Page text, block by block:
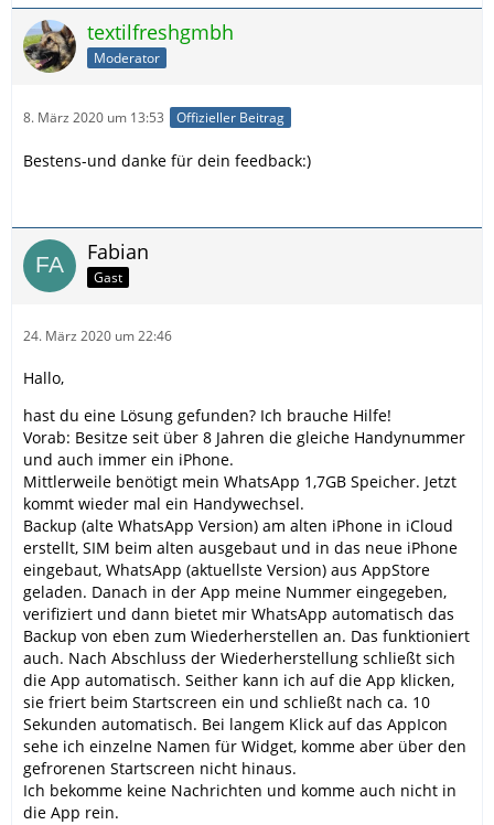
textilfreshgmbh
Moderator
8. März 2020 um 13:53 Offizieller Beitrag
Bestens-und danke für dein feedback:)
Fabian
Gast
24. März 2020 um 22:46
Hallo,
hast du eine Lösung gefunden? Ich brauche Hilfe!
Vorab: Besitze seit über 8 Jahren die gleiche Handynummer
und auch immer ein iPhone.
Mittlerweile benötigt mein WhatsApp 1,7GB Speicher. Jetzt
kommt wieder mal ein Handywechsel.
Backup (alte WhatsApp Version) am alten iPhone in iCloud
erstellt, SIM beim alten ausgebaut und in das neue iPhone
eingebaut, WhatsApp (aktuellste Version) aus AppStore
geladen. Danach in der App meine Nummer eingegeben,
verifiziert und dann bietet mir WhatsApp automatisch das
Backup von eben zum Wiederherstellen an. Das funktioniert
auch. Nach Abschluss der Wiederherstellung schließt sich
die App automatisch. Seither kann ich auf die App klicken,
sie friert beim Startscreen ein und schließt nach ca. 10
Sekunden automatisch. Bei langem Klick auf das AppIcon
sehe ich einzelne Namen für Widget, komme aber über den
gefrorenen Startscreen nicht hinaus.
Ich bekomme keine Nachrichten und komme auch nicht in
die App rein.